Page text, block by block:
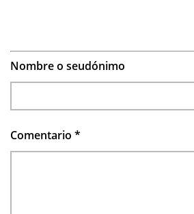
Nombre o seudónimo
Comentario *